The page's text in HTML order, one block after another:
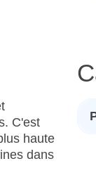
C'est
haute
dans